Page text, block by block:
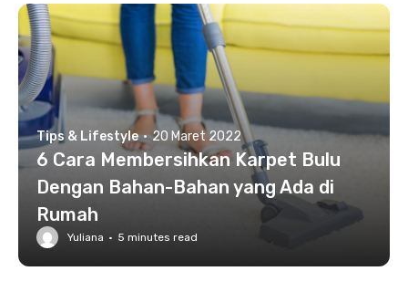
Tips & Lifestyle · 20 Maret 2022
6 Cara Membersihkan Karpet Bulu
Dengan Bahan-Bahan yang Ada di
Rumah
Yuliana · 5 minutes read